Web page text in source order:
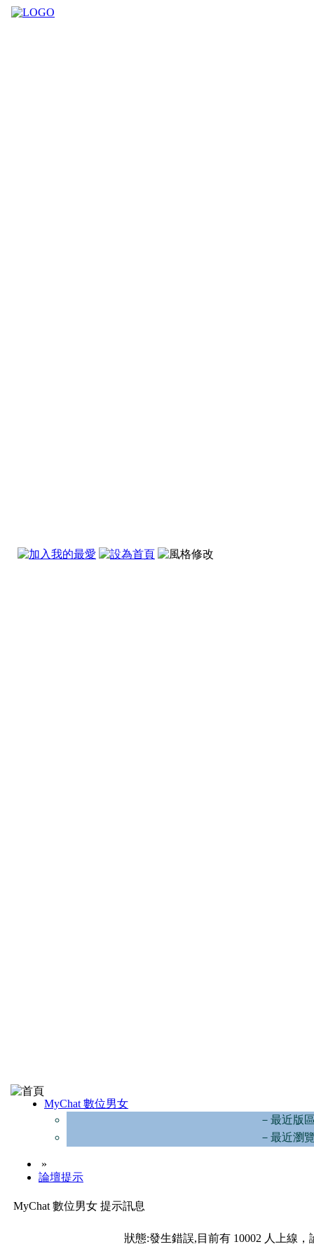
MyChat 數位男女
－最近版
－最近瀏
»
論壇提示
MyChat 數位男女 提示訊息
狀態:發生錯誤,目前有 10002 人上線